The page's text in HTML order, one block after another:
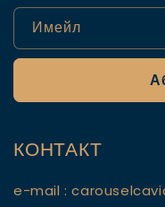
Имейл
КОНТАКТ
e-mail :